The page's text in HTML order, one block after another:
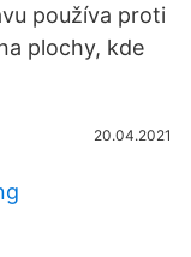
používa proti
plochy, kde
20.04.2021